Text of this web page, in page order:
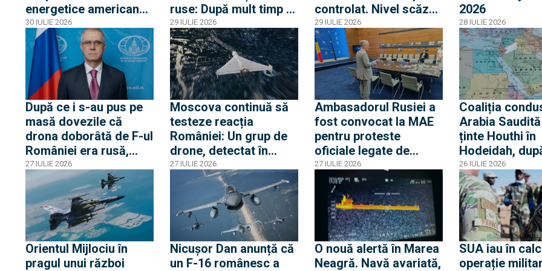
energetice americane
din Egipt activează
alerta la Casa Albă
30 IULIE 2026
ruse: După mult timp o
dronă RQ-4D și două
avioane RC-135 și
Artemis II au survolat
Marea Neagră
29 IULIE 2026
controlat. Nivel scăzut
fără precedent al
Dunării
29 IULIE 2026
2026
28 IULIE 2026
După ce i s-au pus pe
masă dovezile că
drona doborâtă de F-ul
României era rusă,
ambasadorul rus a
„avertizat” România de
pericolul unei
confruntări cu Rusia și
acuză o „înscenare
propagandistă”
27 IULIE 2026
Moscova continuă să
testeze reacția
României: Un grup de
drone, detectat în
proximitatea frontierei
fluviale cu Ucraina
27 IULIE 2026
Ambasadorul Rusiei a
fost convocat la MAE
pentru proteste
oficiale legate de
incursiunile cu drone.
Ambasadorul român la
Moscova, chemat
acasă pentru
consultări
27 IULIE 2026
Coaliția
Arabia
ținte Houthi în
Hodeidah,
atacurile asupra
petrolierelor
amenințarea
blocada Mării
26 IULIE 2026
Orientul Mijlociu în
pragul unui război
Nicușor Dan anunță că
un F-16 românesc a
O nouă alertă în Marea
Neagră. Navă avariată,
SUA iau în
operație